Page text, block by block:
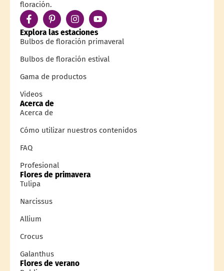
floración.
Explora las estaciones
Bulbos de floración primaveral
Bulbos de floración estival
Gama de productos
Videos
Acerca de
Acerca de
Cómo utilizar nuestros contenidos
FAQ
Profesional
Flores de primavera
Tulipa
Narcissus
Allium
Crocus
Galanthus
Flores de verano